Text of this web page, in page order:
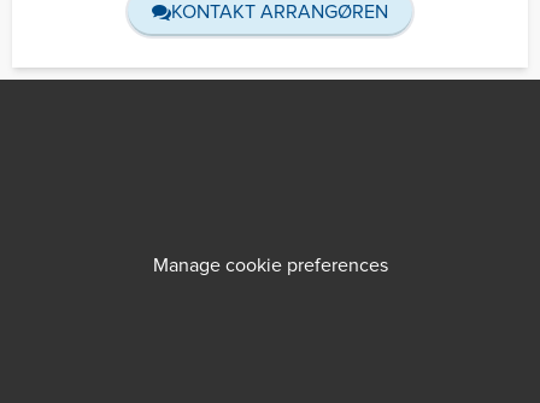
KONTAKT ARRANGØREN
Manage cookie preferences